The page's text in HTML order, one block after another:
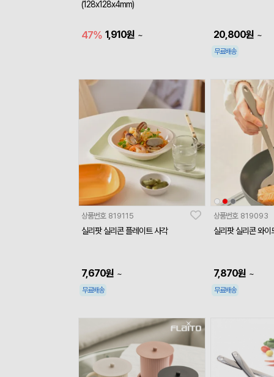
(128x128x4mm)
47% 1,910원 ~ 20,800원 ~
무료배송
상품번호 819115
실리팟 실리콘 플레이트 사각
7,670원 ~
무료배송
상품번호 819093
실리팟 실리콘 와이
7,870원 ~
무료배송